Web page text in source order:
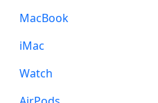
MacBook
iMac
Watch